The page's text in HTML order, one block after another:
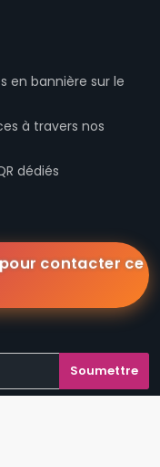
en bannière sur le
à travers nos
dédiés
pour contacter ce